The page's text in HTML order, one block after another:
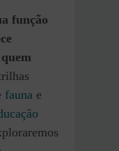
função
fauna e